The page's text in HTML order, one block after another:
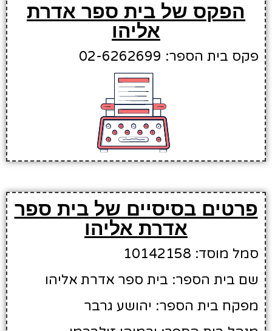
הפקס של בית ספר אדרת
אליהו
פקס בית הספר: 02-6262699
פרטים בסיסיים של בית ספר
אדרת אליהו
סמל מוסד: 10142158
שם בית הספר: בית ספר אדרת אליהו
מפקח בית הספר: יהושע גרבר